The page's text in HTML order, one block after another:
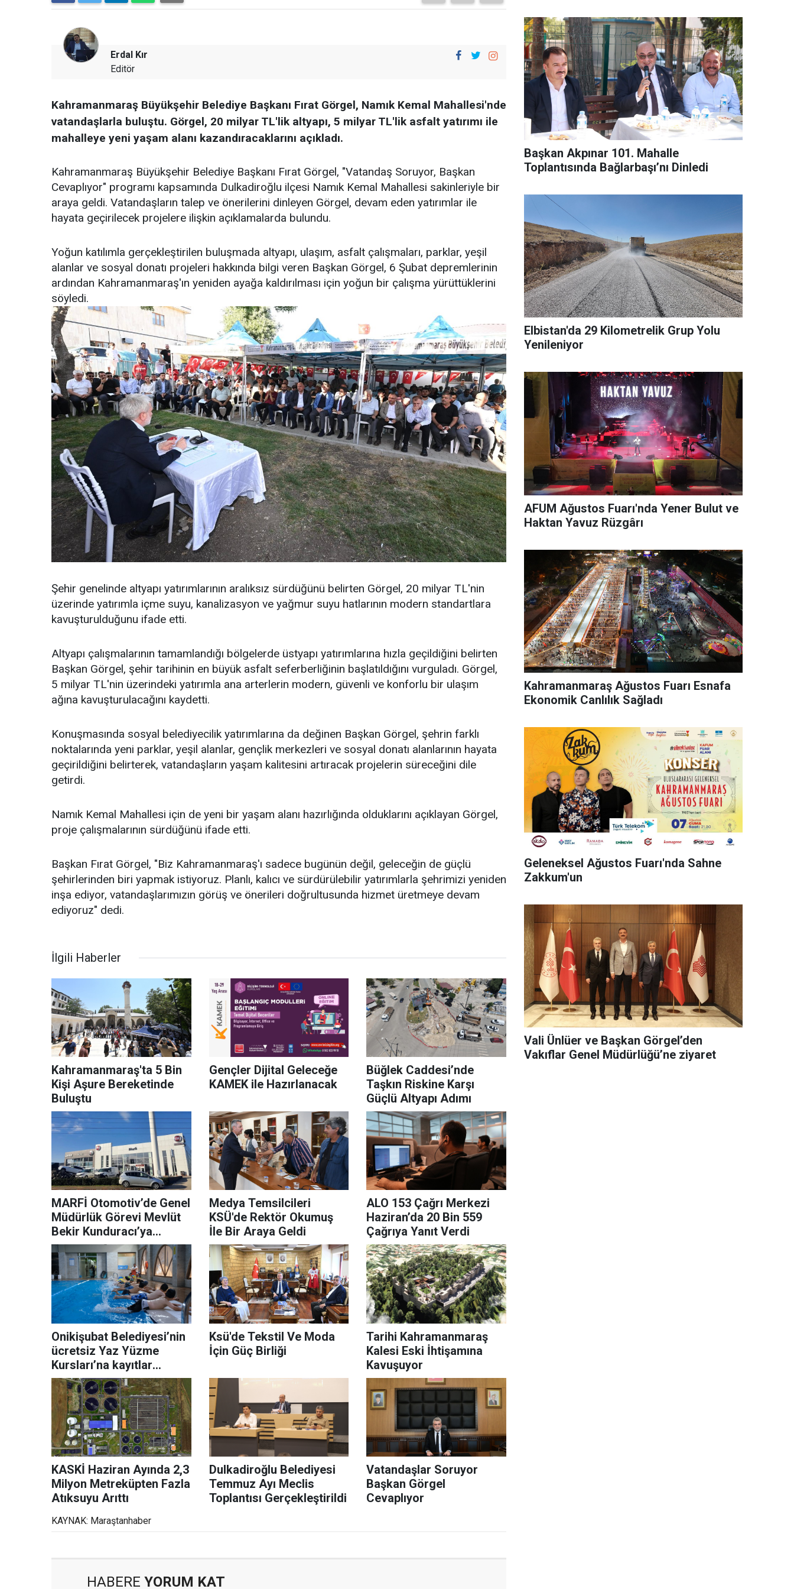
Erdal Kır
Editör
Kahramanmaraş Büyükşehir Belediye Başkanı Fırat Görgel, Namık Kemal Mahallesi'nde
vatandaşlarla buluştu. Görgel, 20 milyar TL'lik altyapı, 5 milyar TL'lik asfalt yatırımı ile
mahalleye yeni yaşam alanı kazandıracaklarını açıkladı.
Kahramanmaraş Büyükşehir Belediye Başkanı Fırat Görgel, "Vatandaş Soruyor, Başkan
Cevaplıyor" programı kapsamında Dulkadiroğlu ilçesi Namık Kemal Mahallesi sakinleriyle bir
araya geldi. Vatandaşların talep ve önerilerini dinleyen Görgel, devam eden yatırımlar ile
hayata geçirilecek projelere ilişkin açıklamalarda bulundu.
Yoğun katılımla gerçekleştirilen buluşmada altyapı, ulaşım, asfalt çalışmaları, parklar, yeşil
alanlar ve sosyal donatı projeleri hakkında bilgi veren Başkan Görgel, 6 Şubat depremlerinin
ardından Kahramanmaraş'ın yeniden ayağa kaldırılması için yoğun bir çalışma yürüttüklerini
söyledi.
Şehir genelinde altyapı yatırımlarının aralıksız sürdüğünü belirten Görgel, 20 milyar TL'nin
üzerinde yatırımla içme suyu, kanalizasyon ve yağmur suyu hatlarının modern standartlara
kavuşturulduğunu ifade etti.
Altyapı çalışmalarının tamamlandığı bölgelerde üstyapı yatırımlarına hızla geçildiğini belirten
Başkan Görgel, şehir tarihinin en büyük asfalt seferberliğinin başlatıldığını vurguladı. Görgel,
5 milyar TL'nin üzerindeki yatırımla ana arterlerin modern, güvenli ve konforlu bir ulaşım
ağına kavuşturulacağını kaydetti.
Konuşmasında sosyal belediyecilik yatırımlarına da değinen Başkan Görgel, şehrin farklı
noktalarında yeni parklar, yeşil alanlar, gençlik merkezleri ve sosyal donatı alanlarının hayata
geçirildiğini belirterek, vatandaşların yaşam kalitesini artıracak projelerin süreceğini dile
getirdi.
Namık Kemal Mahallesi için de yeni bir yaşam alanı hazırlığında olduklarını açıklayan Görgel,
proje çalışmalarının sürdüğünü ifade etti.
Başkan Fırat Görgel, "Biz Kahramanmaraş'ı sadece bugünün değil, geleceğin de güçlü
şehirlerinden biri yapmak istiyoruz. Planlı, kalıcı ve sürdürülebilir yatırımlarla şehrimizi yeniden
inşa ediyor, vatandaşlarımızın görüş ve önerileri doğrultusunda hizmet üretmeye devam
ediyoruz" dedi.
İlgili Haberler
Kahramanmaraş'ta 5 Bin
Kişi Aşure Bereketinde
Buluştu
Gençler Dijital Geleceğe
KAMEK ile Hazırlanacak
Büğlek Caddesi’nde
Taşkın Riskine Karşı
Güçlü Altyapı Adımı
MARFİ Otomotiv’de Genel
Müdürlük Görevi Mevlüt
Bekir Kunduracı’ya
Devredildi
Medya Temsilcileri
KSÜ'de Rektör Okumuş
İle Bir Araya Geldi
ALO 153 Çağrı Merkezi
Haziran’da 20 Bin 559
Çağrıya Yanıt Verdi
Onikişubat Belediyesi’nin
ücretsiz Yaz Yüzme
Kursları’na kayıtlar
devam ediyor
Ksü'de Tekstil Ve Moda
İçin Güç Birliği
Tarihi Kahramanmaraş
Kalesi Eski İhtişamına
Kavuşuyor
KASKİ Haziran Ayında 2,3
Milyon Metreküpten Fazla
Atıksuyu Arıttı
Dulkadiroğlu Belediyesi
Temmuz Ayı Meclis
Toplantısı Gerçekleştirildi
Vatandaşlar Soruyor
Başkan Görgel
Cevaplıyor
KAYNAK: Maraştanhaber
HABERE YORUM KAT
Başkan Akpınar 101. Mahalle
Toplantısında Bağlarbaşı’nı Dinledi
Elbistan'da 29 Kilometrelik Grup Yolu
Yenileniyor
AFUM Ağustos Fuarı'nda Yener Bulut ve
Haktan Yavuz Rüzgârı
Kahramanmaraş Ağustos Fuarı Esnafa
Ekonomik Canlılık Sağladı
Geleneksel Ağustos Fuarı'nda Sahne
Zakkum'un
Vali Ünlüer ve Başkan Görgel’den
Vakıflar Genel Müdürlüğü’ne ziyaret